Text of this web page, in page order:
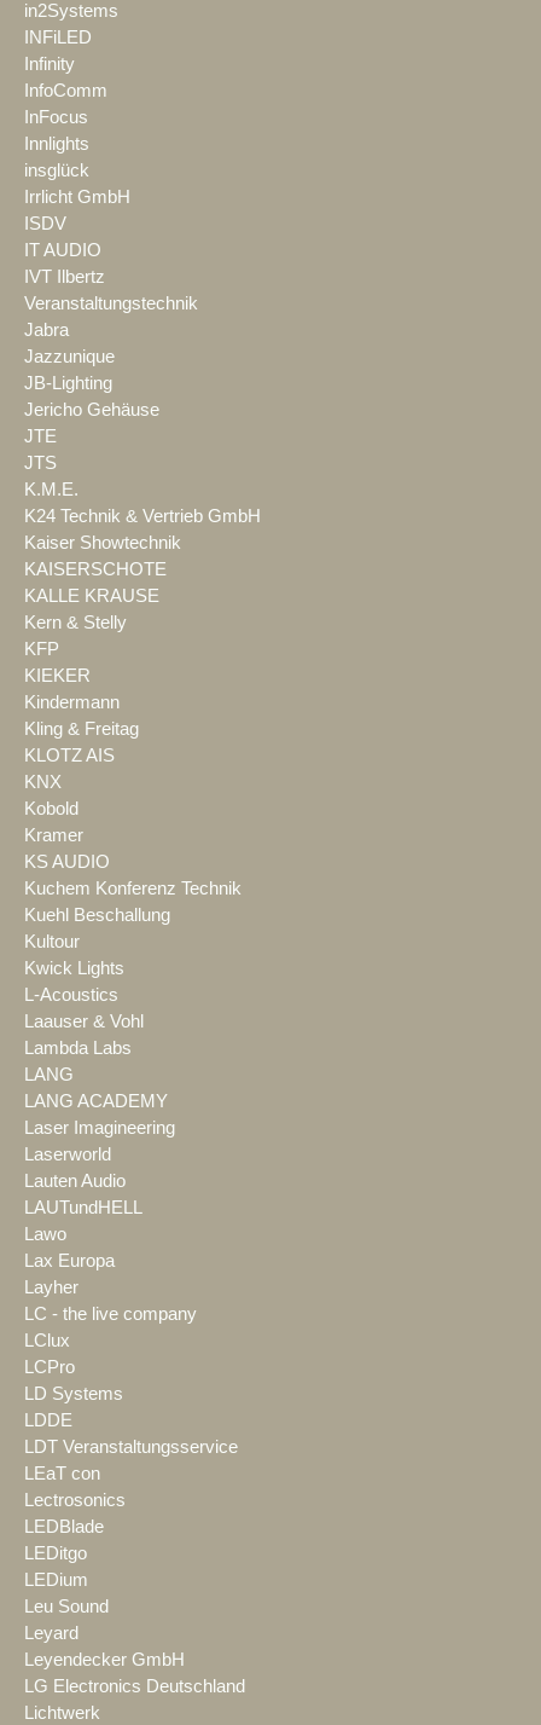
in2Systems
INFiLED
Infinity
InfoComm
InFocus
Innlights
insglück
Irrlicht GmbH
ISDV
IT AUDIO
IVT Ilbertz
Veranstaltungstechnik
Jabra
Jazzunique
JB-Lighting
Jericho Gehäuse
JTE
JTS
K.M.E.
K24 Technik & Vertrieb GmbH
Kaiser Showtechnik
KAISERSCHOTE
KALLE KRAUSE
Kern & Stelly
KFP
KIEKER
Kindermann
Kling & Freitag
KLOTZ AIS
KNX
Kobold
Kramer
KS AUDIO
Kuchem Konferenz Technik
Kuehl Beschallung
Kultour
Kwick Lights
L-Acoustics
Laauser & Vohl
Lambda Labs
LANG
LANG ACADEMY
Laser Imagineering
Laserworld
Lauten Audio
LAUTundHELL
Lawo
Lax Europa
Layher
LC - the live company
LClux
LCPro
LD Systems
LDDE
LDT Veranstaltungsservice
LEaT con
Lectrosonics
LEDBlade
LEDitgo
LEDium
Leu Sound
Leyard
Leyendecker GmbH
LG Electronics Deutschland
Lichtwerk